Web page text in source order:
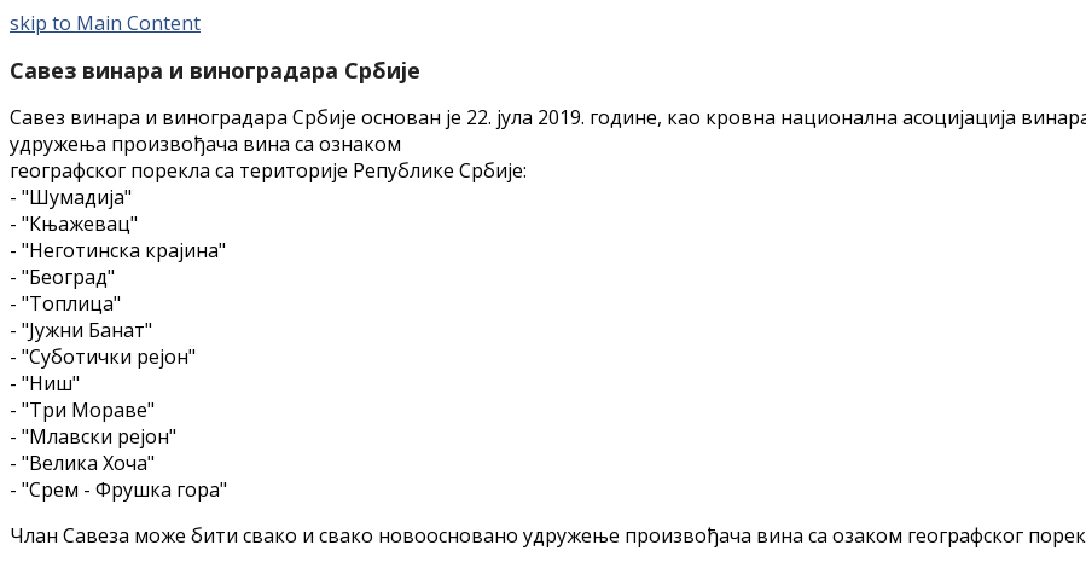
skip to Main Content
Савез винара и виноградара Србије
Савез винара и виноградара Србије основан је 22. јула 2019. године, као кровна национална асоцијација
удружења произвођача вина са ознаком
географског порекла са територије Републике Србије:
- "Шумадија"
- "Књажевац"
- "Неготинска крајина"
- "Београд"
- "Топлица"
- "Јужни Банат"
- "Суботички рејон"
- "Ниш"
- "Три Мораве"
- "Млавски рејон"
- "Велика Хоча"
- "Срем - Фрушка гора"
Члан Савеза може бити свако и свако новоосновано удружење произвођача вина са озаком географског